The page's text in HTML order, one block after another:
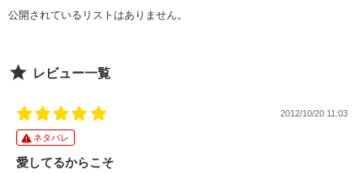
作品を読む
けど………。
――――――――――
2010年2月9日完結☆
公開されているリストはありません。
レビュー一覧
2012/10/20 11:03
ネタバレ
愛してるからこそ